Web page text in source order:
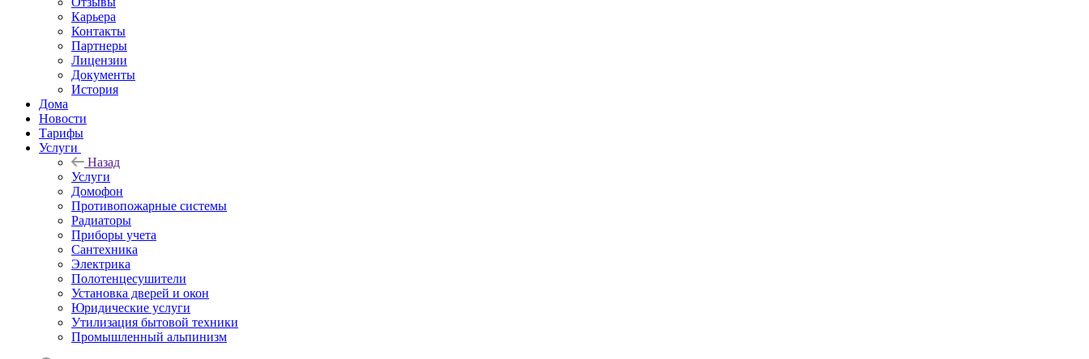
Карьера
Контакты
Партнеры
Лицензии
Документы
История
Дома
Новости
Тарифы
Услуги
Назад
Услуги
Домофон
Противопожарные системы
Радиаторы
Приборы учета
Сантехника
Электрика
Полотенцесушители
Установка дверей и окон
Юридические услуги
Утилизация бытовой техники
Промышленный альпинизм